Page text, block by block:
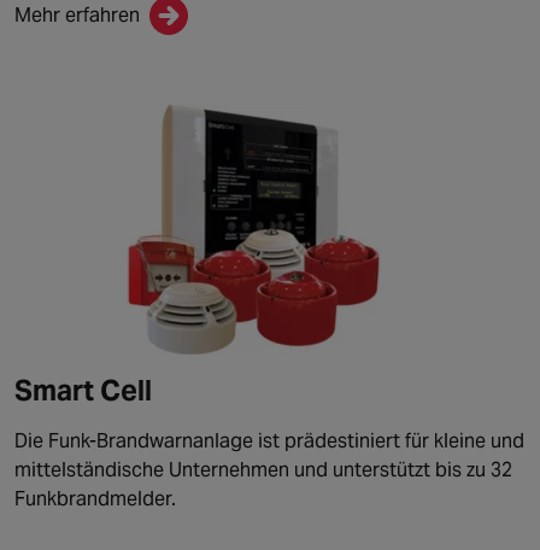
Mehr erfahren
Smart Cell
Die Funk-Brandwarnanlage ist prädestiniert für kleine und
mittelständische Unternehmen und unterstützt bis zu 32
Funkbrandmelder.